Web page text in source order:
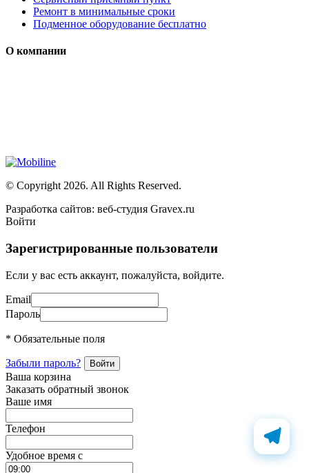
Ремонт в минимальные сроки
Подменное оборудование бесплатно
О компании
© Copyright 2026. All Rights Reserved.
Разработка сайтов: веб-студия Gravex.ru
Войти
Зарегистрированные пользователи
Если у вас есть аккаунт, пожалуйста, войдите.
Email
Пароль
* Обязательные поля
Забыли пароль?
Ваша корзина
Заказать обратный звонок
Ваше имя
Телефон
Удобное время c